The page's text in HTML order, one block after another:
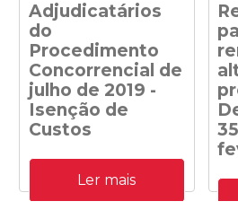
Adjudicatários
do
Procedimento
Concorrencial de
julho de 2019 -
Isenção de
Custos
Adjudicatários do
Procedimento
Concorrencial de julho de
Ler mais
41/